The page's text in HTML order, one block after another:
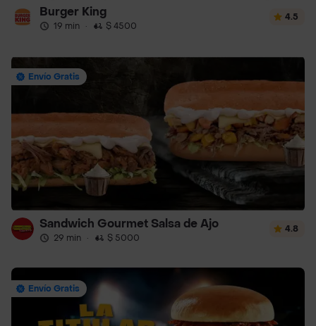
Burger King
19 min · $ 4500
4.5
Envío Gratis
Sandwich Gourmet Salsa de Ajo
29 min · $ 5000
4.8
Envío Gratis